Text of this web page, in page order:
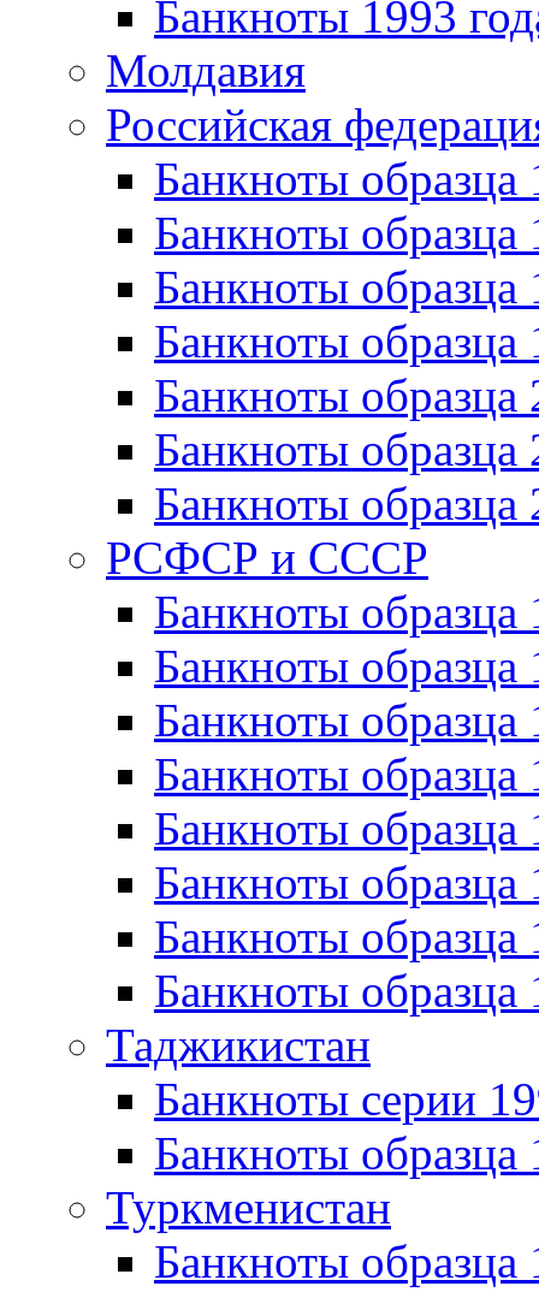
Банкноты 1993
Молдавия
Российская
Банкноты образца
Банкноты образца
Банкноты образца
Банкноты образца
Банкноты образца
Банкноты образца
Банкноты образца
РСФСР и СССР
Банкноты
Банкноты образца
Банкноты образца
Банкноты образца
Банкноты образца
Банкноты образца
Банкноты образца
Банкноты образца
Таджикистан
Банкноты серии
Банкноты образца
Туркменистан
Банкноты